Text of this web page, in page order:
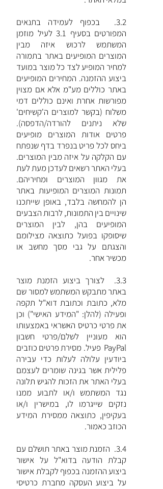
3.2. בכפוף לעמידה בתנאים
המפורטים בסעיף ‎3.1 לעיל מוזמן
המשתמש לרכוש איזה מבין
המוצרים המופיעים באתר בתמורה
למחיר המופיע לצד כל מוצר במועד
ביצוע ההזמנה. המחירים המופיעים
באתר כוללים מע"מ אלא אם מצוין
מפורשות אחרת ואינם כוללים דמי
משלוח (בקשר למוצרים ה'קשיחים'
שלא ניתנים להורדה/הדפסה).
פרטים אודות המוצרים מופיעים
ביחס לכל פריט בנפרד בדף שנפתח
עם הקלקה על איזה מבין המוצרים.
בעלי האתר רשאים לעדכן מעת לעת
את מגוון המוצרים ומחיריהם.
תמונות המוצרים המופיעות באתר
הן להמחשה בלבד, באופן שייתכנו
שינויים בין התמונות, לרבות הצבעים
המופיעים בהן, לבין המוצרים
שיסופקו בפועל כתוצאה מצילומם
והצגתם על גבי מסך מחשב או
מכשיר אחר.
3.3. לצורך ביצוע הזמנת מוצר
באתר מתבקש המשתמש למסור שם
מלא, כתובת וכתובת דוא"ל תקפה
ופעילה (להלן: "המידע האישי") וכן
את פרטי כרטיס האשראי באמצעותו
הוא מעוניין לשלם/פרטי חשבון
PayPal פעיל. מסירת פרטים כוזבים
ביודעין עלולה לעלות כדי עבירה
פלילית אשר בגינה שומרים לעצמם
בעלי האתר את הזכות להגיש תלונה
נגד המשתמש ו/או לתבוע ממנו
נזקים שייגרמו לו, במישרין ו/או
בעקיפין, כתוצאה ממסירת המידע
הכוזב כאמור.
3.4. הזמנת מוצר באתר תושלם עם
קבלת הודעה בדוא"ל על אישור
ביצוע ההזמנה בכפוף לקבלת אישור
על ביצוע העסקה מחברת כרטיסי